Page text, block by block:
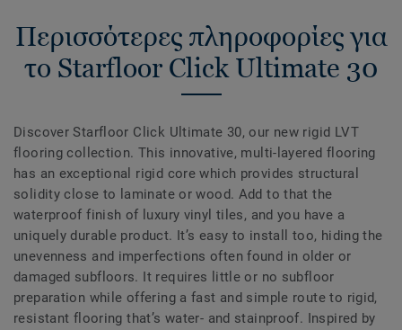
Περισσότερες πληροφορίες για
το Starfloor Click Ultimate 30
Discover Starfloor Click Ultimate 30, our new rigid LVT
flooring collection. This innovative, multi-layered flooring
has an exceptional rigid core which provides structural
solidity close to laminate or wood. Add to that the
waterproof finish of luxury vinyl tiles, and you have a
uniquely durable product. It’s easy to install too, hiding the
unevenness and imperfections often found in older or
damaged subfloors. It requires little or no subfloor
preparation while offering a fast and simple route to rigid,
resistant flooring that’s water- and stainproof. Inspired by